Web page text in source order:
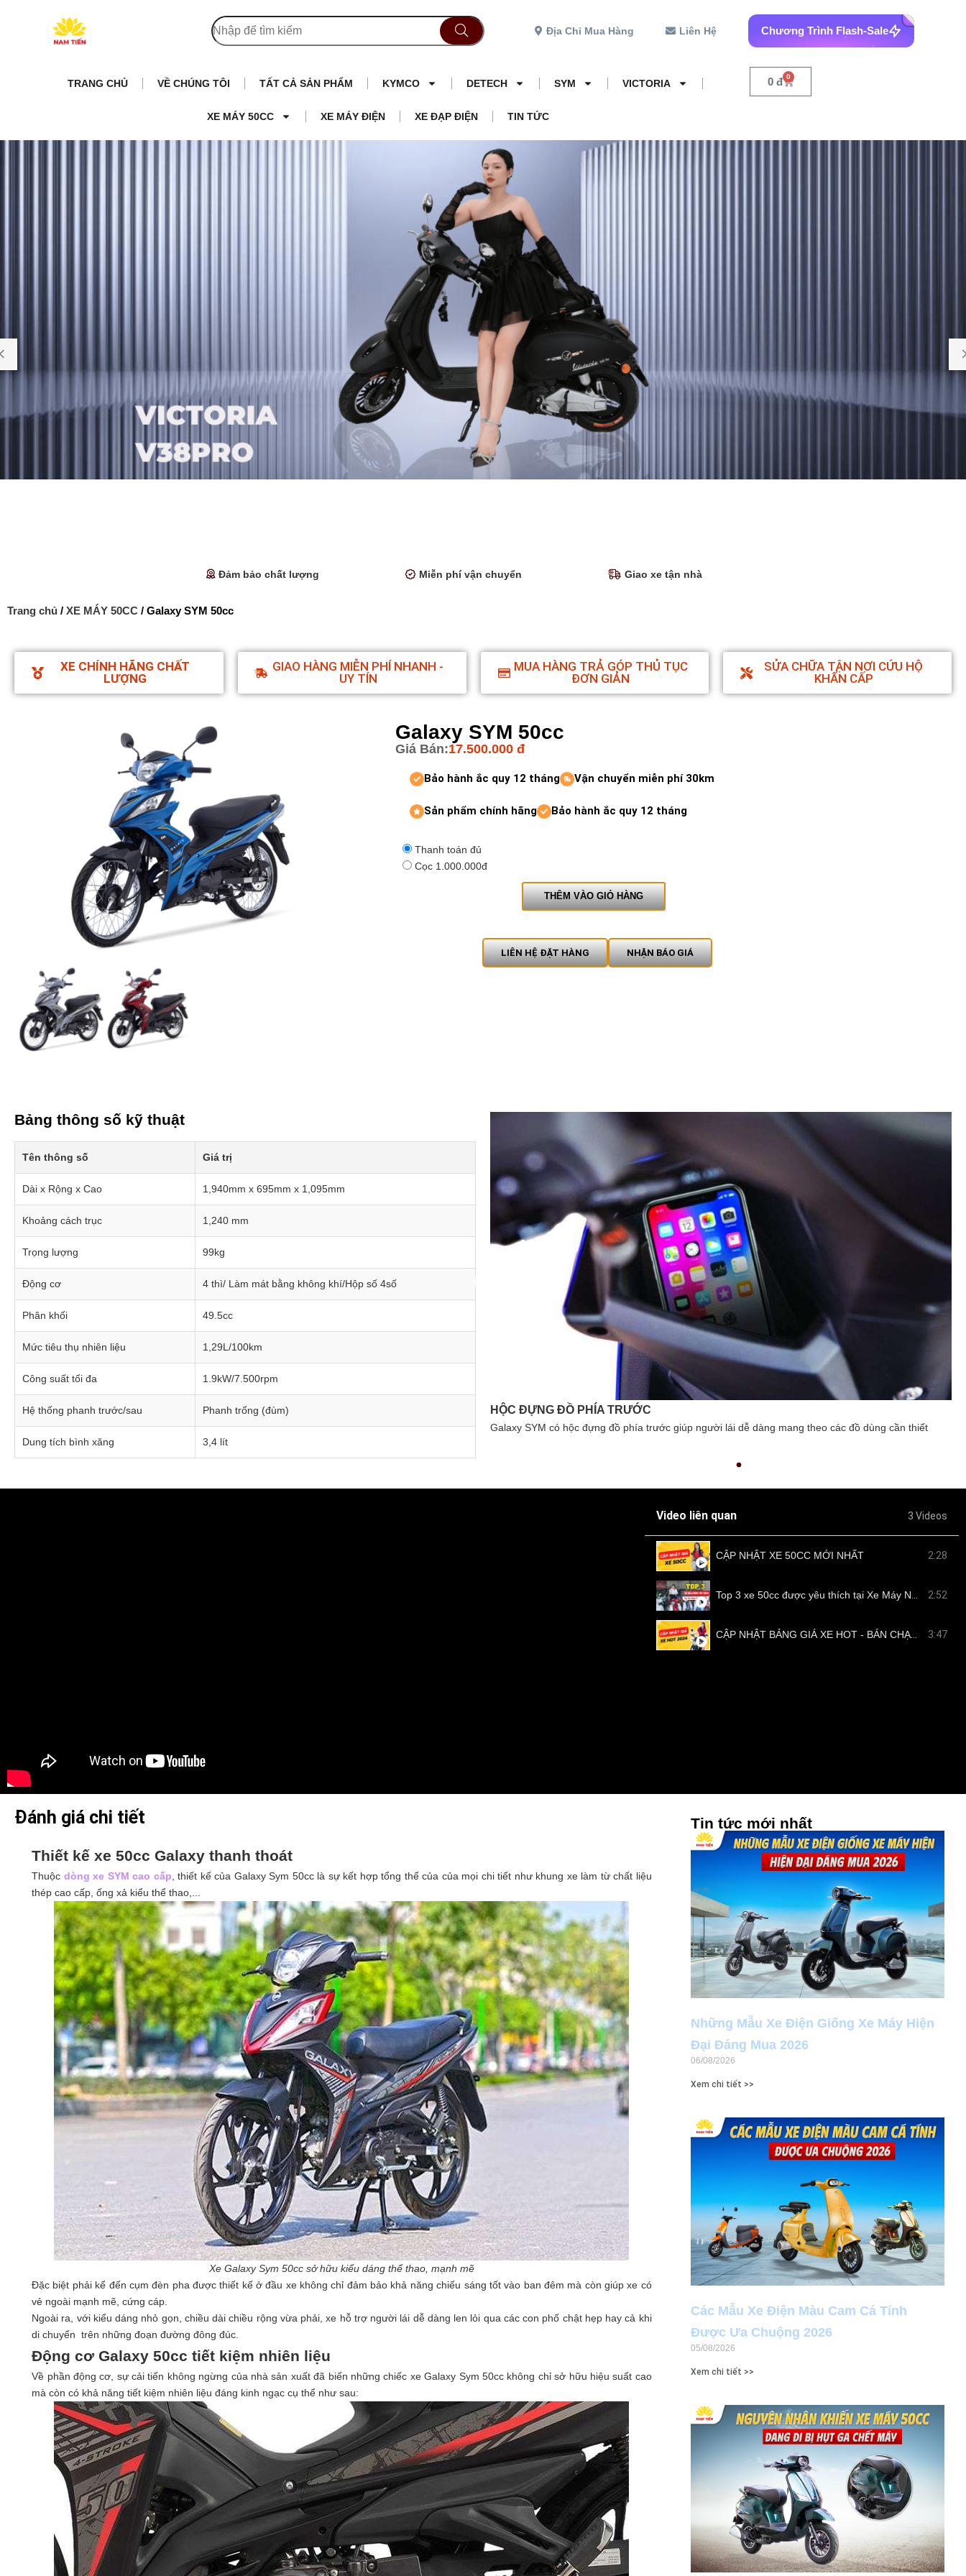
Địa Chỉ Mua Hàng Liên Hệ Chương Trình Flash-Sale
TRANG CHỦ VỀ CHÚNG TÔI TẤT CẢ SẢN PHẨM KYMCO DETECH SYM VICTORIA
XE MÁY 50CC XE MÁY ĐIỆN XE ĐẠP ĐIỆN TIN TỨC
0 đ 0
Đảm bảo chất lượng Miễn phí vận chuyển Giao xe tận nhà
Trang chủ / XE MÁY 50CC / Galaxy SYM 50cc
XE CHÍNH HÃNG CHẤT
LƯỢNG
GIAO HÀNG MIỄN PHÍ NHANH -
UY TÍN
MUA HÀNG TRẢ GÓP THỦ TỤC
ĐƠN GIẢN
SỬA CHỮA TẬN NƠI CỨU HỘ
KHẨN CẤP
Galaxy SYM 50cc
Giá Bán:17.500.000 đ
Bảo hành ắc quy 12 tháng Vận chuyển miễn phí 30km
Sản phẩm chính hãng Bảo hành ắc quy 12 tháng
Thanh toán đủ
Cọc 1.000.000đ
THÊM VÀO GIỎ HÀNG
LIÊN HỆ ĐẶT HÀNG NHẬN BÁO GIÁ
Bảng thông số kỹ thuật
Tên thông số Giá trị
Dài x Rộng x Cao 1,940mm x 695mm x 1,095mm
Khoảng cách trục 1,240 mm
Trọng lượng 99kg
Động cơ 4 thì/ Làm mát bằng không khí/Hộp số 4số
Phân khối 49.5cc
Mức tiêu thụ nhiên liệu 1,29L/100km
Công suất tối đa 1.9kW/7.500rpm
Hệ thống phanh trước/sau Phanh trống (đùm)
Dung tích bình xăng 3,4 lít
HỘC ĐỰNG ĐỒ PHÍA TRƯỚC
Galaxy SYM có hộc đựng đồ phía trước giúp người lái dễ dàng mang theo các đồ dùng cần thiết
ĐÈN PHA LED
Galaxy SYM 50cc sử dụng hệ thống đèn pha chiếu sáng LED tăng khả năng nhận diện xung quanh.
Video liên quan 3 Videos
CẬP NHẬT XE 50CC MỚI NHẤT 2:28
Top 3 xe 50cc được yêu thích tại Xe Máy Nam Tiến 2:52
CẬP NHẬT BẢNG GIÁ XE HOT - BÁN CHẠY TẠI NAM TIẾN 3:47
Đánh giá chi tiết
Thiết kế xe 50cc Galaxy thanh thoát
Thuộc dòng xe SYM cao cấp, thiết kế của Galaxy Sym 50cc là sự kết hợp tổng thể của của mọi chi tiết như khung xe làm từ chất liệu
thép cao cấp, ống xả kiểu thể thao,...
Xe Galaxy Sym 50cc sở hữu kiểu dáng thể thao, mạnh mẽ
Đặc biệt phải kể đến cụm đèn pha được thiết kế ở đầu xe không chỉ đảm bảo khả năng chiếu sáng tốt vào ban đêm mà còn giúp xe có
vẻ ngoài mạnh mẽ, cứng cáp.
Ngoài ra, với kiểu dáng nhỏ gọn, chiều dài chiều rộng vừa phải, xe hỗ trợ người lái dễ dàng len lỏi qua các con phố chật hẹp hay cả khi
di chuyển trên những đoạn đường đông đúc.
Động cơ Galaxy 50cc tiết kiệm nhiên liệu
Về phần động cơ, sự cải tiến không ngừng của nhà sản xuất đã biến những chiếc xe Galaxy Sym 50cc không chỉ sở hữu hiệu suất cao
mà còn có khả năng tiết kiệm nhiên liệu đáng kinh ngạc cụ thể như sau:
Tin tức mới nhất
Những Mẫu Xe Điện Giống Xe Máy Hiện
Đại Đáng Mua 2026
06/08/2026
Xem chi tiết >>
Các Mẫu Xe Điện Màu Cam Cá Tính
Được Ưa Chuộng 2026
05/08/2026
Xem chi tiết >>